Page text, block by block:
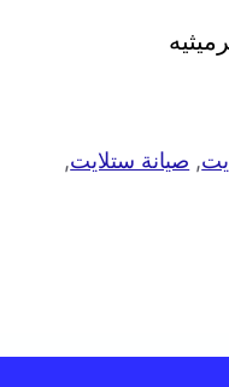
, صيانة ستلايت,